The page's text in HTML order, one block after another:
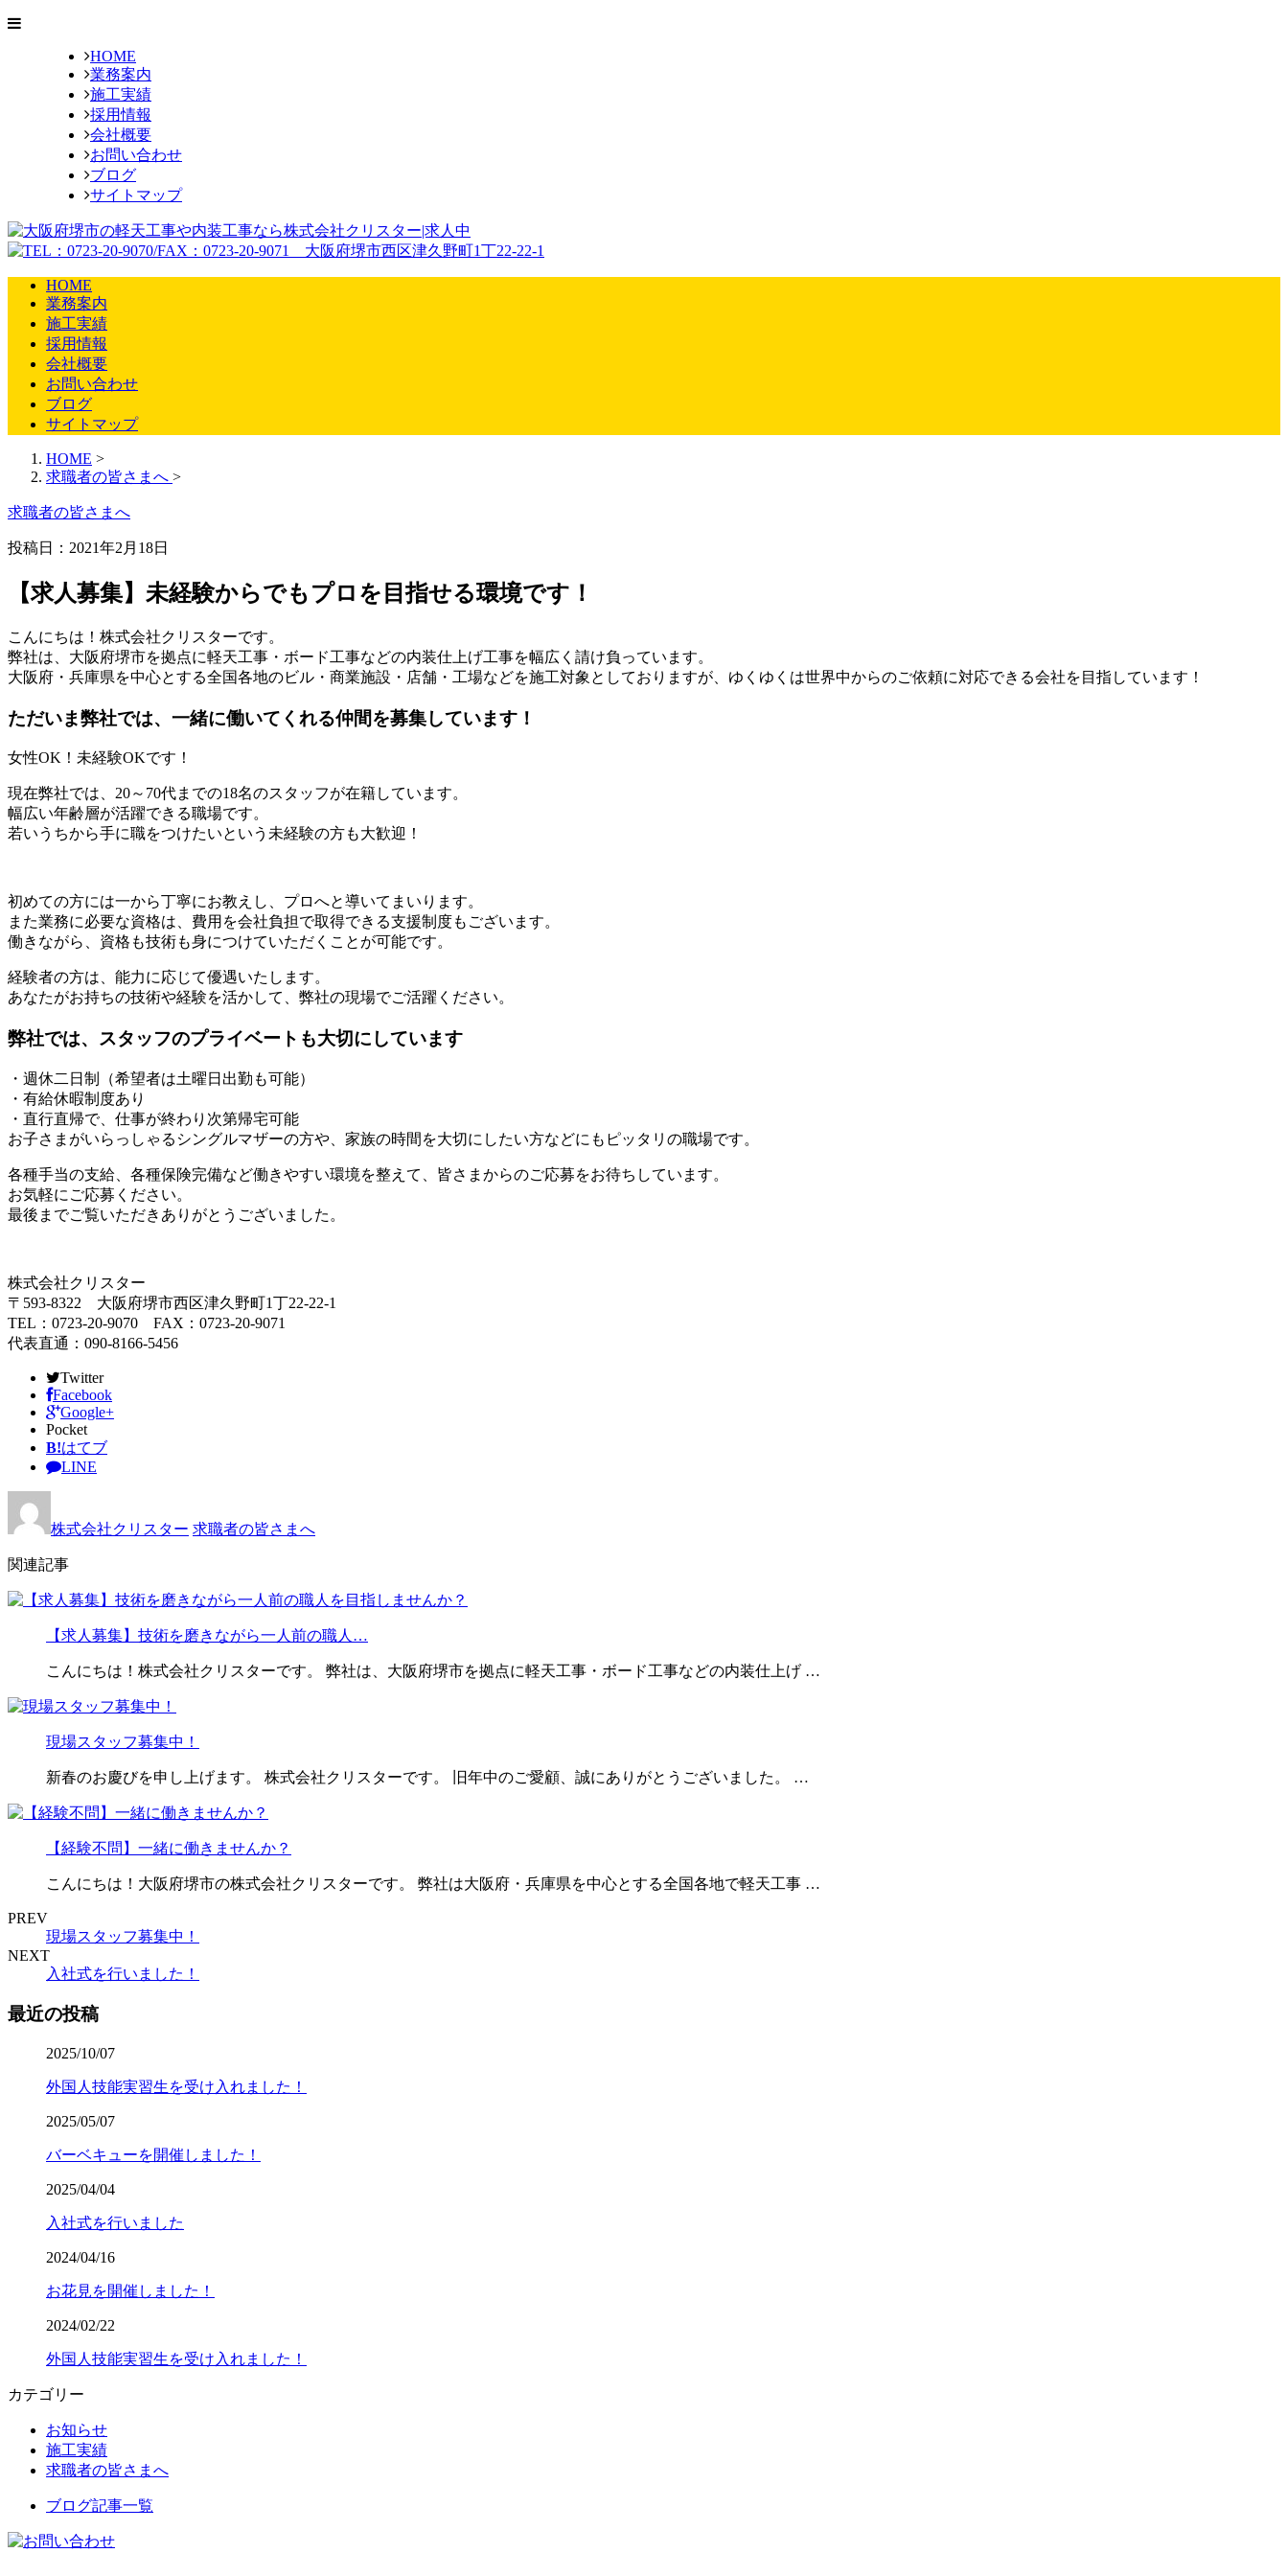
HOME
業務案内
施工実績
採用情報
会社概要
お問い合わせ
ブログ
サイトマップ
HOME
業務案内
施工実績
採用情報
会社概要
お問い合わせ
ブログ
サイトマップ
HOME >
求職者の皆さまへ >
求職者の皆さまへ
投稿日：2021年2月18日
【求人募集】未経験からでもプロを目指せる環境です！
こんにちは！株式会社クリスターです。
弊社は、大阪府堺市を拠点に軽天工事・ボード工事などの内装仕上げ工事を幅広く請け負っています。
大阪府・兵庫県を中心とする全国各地のビル・商業施設・店舗・工場などを施工対象としておりますが、ゆくゆくは世界中からのご依頼に対応できる会社を目指しています！
ただいま弊社では、一緒に働いてくれる仲間を募集しています！
女性OK！未経験OKです！
現在弊社では、20～70代までの18名のスタッフが在籍しています。
幅広い年齢層が活躍できる職場です。
若いうちから手に職をつけたいという未経験の方も大歓迎！
初めての方には一から丁寧にお教えし、プロへと導いてまいります。
また業務に必要な資格は、費用を会社負担で取得できる支援制度もございます。
働きながら、資格も技術も身につけていただくことが可能です。
経験者の方は、能力に応じて優遇いたします。
あなたがお持ちの技術や経験を活かして、弊社の現場でご活躍ください。
弊社では、スタッフのプライベートも大切にしています
・週休二日制（希望者は土曜日出勤も可能）
・有給休暇制度あり
・直行直帰で、仕事が終わり次第帰宅可能
お子さまがいらっしゃるシングルマザーの方や、家族の時間を大切にしたい方などにもピッタリの職場です。
各種手当の支給、各種保険完備など働きやすい環境を整えて、皆さまからのご応募をお待ちしています。
お気軽にご応募ください。
最後までご覧いただきありがとうございました。
株式会社クリスター
〒593-8322 大阪府堺市西区津久野町1丁22-22-1
TEL：0723-20-9070 FAX：0723-20-9071
代表直通：090-8166-5456
Twitter
Facebook
Google+
Pocket
B!はてブ
LINE
株式会社クリスター 求職者の皆さまへ
関連記事
【求人募集】技術を磨きながら一人前の職人…
こんにちは！株式会社クリスターです。 弊社は、大阪府堺市を拠点に軽天工事・ボード工事などの内装仕上げ …
現場スタッフ募集中！
新春のお慶びを申し上げます。 株式会社クリスターです。 旧年中のご愛顧、誠にありがとうございました。 …
【経験不問】一緒に働きませんか？
こんにちは！大阪府堺市の株式会社クリスターです。 弊社は大阪府・兵庫県を中心とする全国各地で軽天工事 …
PREV
現場スタッフ募集中！
NEXT
入社式を行いました！
最近の投稿
2025/10/07
外国人技能実習生を受け入れました！
2025/05/07
バーベキューを開催しました！
2025/04/04
入社式を行いました
2024/04/16
お花見を開催しました！
2024/02/22
外国人技能実習生を受け入れました！
カテゴリー
お知らせ
施工実績
求職者の皆さまへ
ブログ記事一覧